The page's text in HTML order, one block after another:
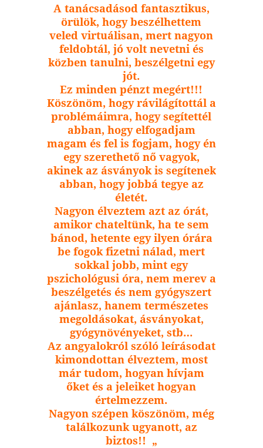
A tanácsadásod fantasztikus,
örülök, hogy beszélhettem
veled virtuálisan, mert nagyon
feldobtál, jó volt nevetni és
közben tanulni, beszélgetni egy
jót.
Ez minden pénzt megért!!!
Köszönöm, hogy rávilágítottál a
problémáimra, hogy segítettél
abban, hogy elfogadjam
magam és fel is fogjam, hogy én
egy szerethető nő vagyok,
akinek az ásványok is segítenek
abban, hogy jobbá tegye az
életét.
Nagyon élveztem azt az órát,
amikor chateltünk, ha te sem
bánod, hetente egy ilyen órára
be fogok fizetni nálad, mert
sokkal jobb, mint egy
pszichológusi óra, nem merev a
beszélgetés és nem gyógyszert
ajánlasz, hanem természetes
megoldásokat, ásványokat,
gyógynövényeket, stb…
Az angyalokról szóló leírásodat
kimondottan élveztem, most
már tudom, hogyan hívjam
őket és a jeleiket hogyan
értelmezzem.
Nagyon szépen köszönöm, még
találkozunk ugyanott, az
biztos!! „